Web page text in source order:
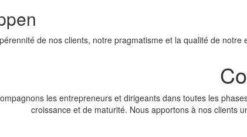
de nos clients, notre pragmatisme et la qualité de
les entrepreneurs et dirigeants dans toutes les
croissance et de maturité. Nous apportons à nos clients